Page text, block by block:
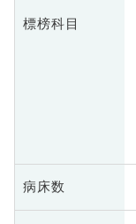
標榜科目
病床数